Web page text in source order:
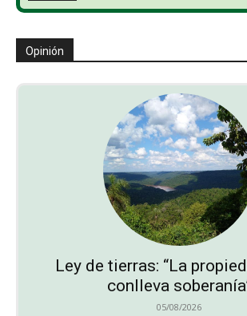
Opinión
Ley de tierras: “La
conlleva
05/08/2026